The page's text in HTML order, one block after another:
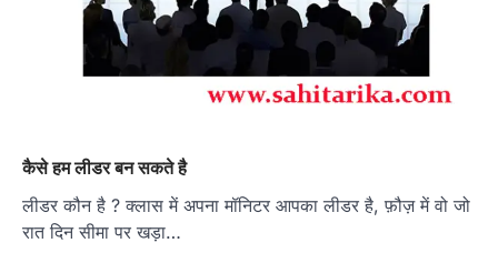
कैसे हम लीडर बन सकते है
लीडर कौन है ? क्लास में अपना मॉनिटर आपका लीडर है, फ़ौज़ में वो जो
रात दिन सीमा पर खड़ा…